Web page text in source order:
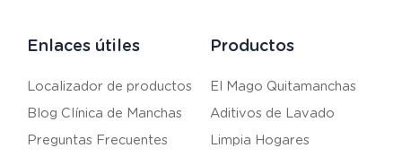
Enlaces útiles
Localizador de productos
Blog Clínica de Manchas
Preguntas Frecuentes
Productos
El Mago Quitamanchas
Aditivos de Lavado
Limpia Hogares